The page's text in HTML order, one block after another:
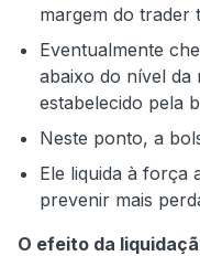
margem do trader
Eventualmente
abaixo do nível da
estabelecido pela
Neste ponto, a
Ele liquida à força
prevenir mais
O efeito da